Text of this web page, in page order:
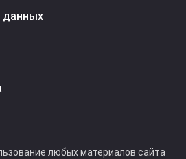
данных
любых материалов сайта